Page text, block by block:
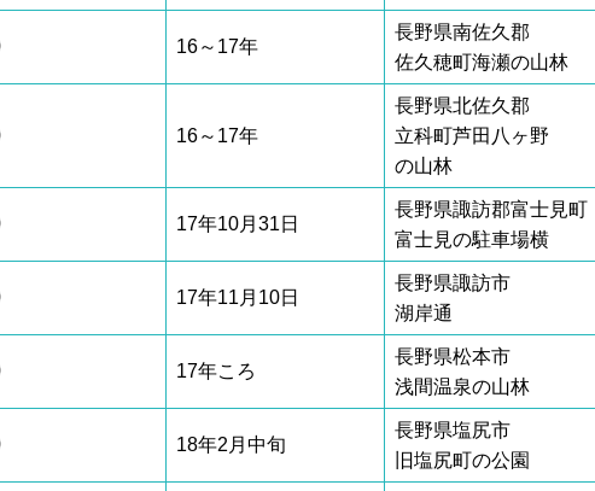
16～17年
長野県南佐久郡
佐久穂町海瀬の山林
16～17年
長野県北佐久郡
立科町芦田八ヶ野
の山林
17年10月31日
長野県諏訪郡富士見町
富士見の駐車場横
17年11月10日
長野県諏訪市
湖岸通
17年ころ
長野県松本市
浅間温泉の山林
18年2月中旬
長野県塩尻市
旧塩尻町の公園